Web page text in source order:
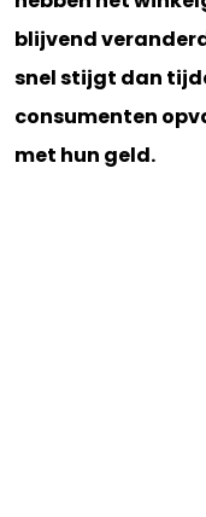
blijvend
snel stijgt dan
consumenten
met hun geld.